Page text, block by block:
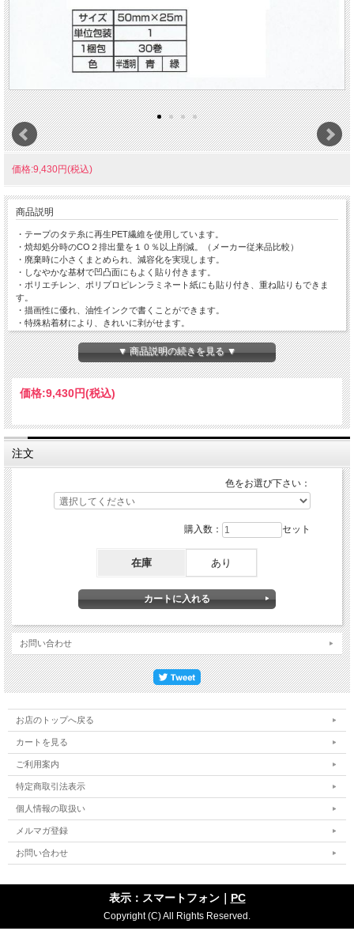
価格:9,430円(税込)
商品説明
・テープのタテ糸に再生PET繊維を使用しています。
・焼却処分時のCO２排出量を１０％以上削減。（メーカー従来品比較）
・廃棄時に小さくまとめられ、減容化を実現します。
・しなやかな基材で凹凸面にもよく貼り付きます。
・ポリエチレン、ポリプロピレンラミネート紙にも貼り付き、重ね貼りもできま
す。
・描画性に優れ、油性インクで書くことができます。
・特殊粘着材により、きれいに剥がせます。
▼ 商品説明の続きを見る ▼
価格:9,430円(税込)
注文
色をお選び下さい：
購入数： セット
在庫 あり
お問い合わせ
お店のトップへ戻る
カートを見る
ご利用案内
特定商取引法表示
個人情報の取扱い
メルマガ登録
お問い合わせ
表示：スマートフォン｜ PC
Copyright (C) All Rights Reserved.